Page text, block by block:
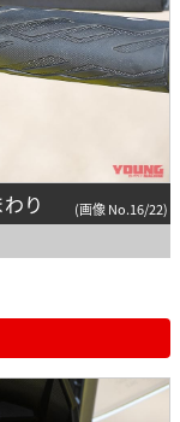
り (画像 No.16/22)